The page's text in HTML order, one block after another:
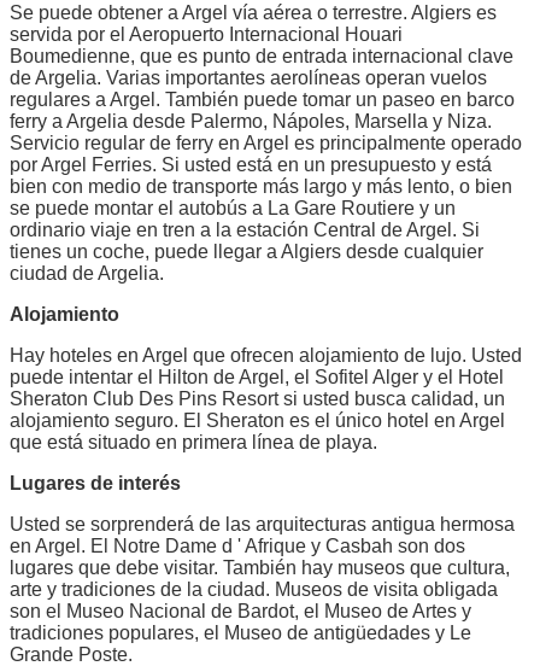
Se puede obtener a Argel vía aérea o terrestre. Algiers es
servida por el Aeropuerto Internacional Houari
Boumedienne, que es punto de entrada internacional clave
de Argelia. Varias importantes aerolíneas operan vuelos
regulares a Argel. También puede tomar un paseo en barco
ferry a Argelia desde Palermo, Nápoles, Marsella y Niza.
Servicio regular de ferry en Argel es principalmente operado
por Argel Ferries. Si usted está en un presupuesto y está
bien con medio de transporte más largo y más lento, o bien
se puede montar el autobús a La Gare Routiere y un
ordinario viaje en tren a la estación Central de Argel. Si
tienes un coche, puede llegar a Algiers desde cualquier
ciudad de Argelia.
Alojamiento
Hay hoteles en Argel que ofrecen alojamiento de lujo. Usted
puede intentar el Hilton de Argel, el Sofitel Alger y el Hotel
Sheraton Club Des Pins Resort si usted busca calidad, un
alojamiento seguro. El Sheraton es el único hotel en Argel
que está situado en primera línea de playa.
Lugares de interés
Usted se sorprenderá de las arquitecturas antigua hermosa
en Argel. El Notre Dame d ' Afrique y Casbah son dos
lugares que debe visitar. También hay museos que cultura,
arte y tradiciones de la ciudad. Museos de visita obligada
son el Museo Nacional de Bardot, el Museo de Artes y
tradiciones populares, el Museo de antigüedades y Le
Grande Poste.